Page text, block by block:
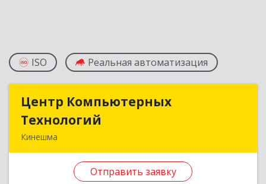
ISO Реальная автоматизация
Центр Компьютерных
Технологий
Кинешма
Отправить заявку
Центр Компьютерных
ул, дом № 106